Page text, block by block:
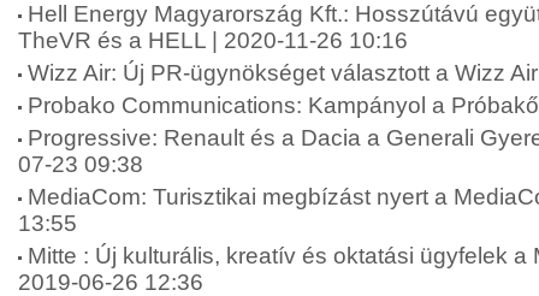
Hell Energy Magyarország Kft.: Hosszútávú
TheVR és a HELL | 2020-11-26 10:16
Wizz Air: Új PR-ügynökséget választott a Wizz
Probako Communications: Kampányol a
Progressive: Renault és a Dacia a Generali
07-23 09:38
MediaCom: Turisztikai megbízást nyert a
13:55
Mitte : Új kulturális, kreatív és oktatási ügyfelek a
2019-06-26 12:36